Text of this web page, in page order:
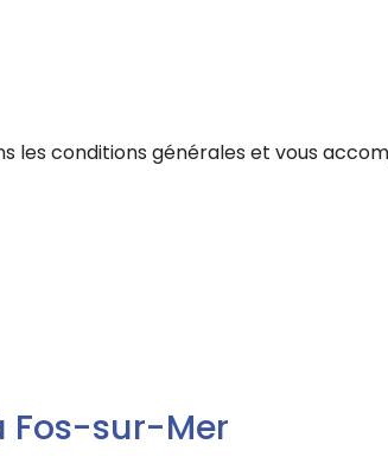
les conditions générales et vous
Fos-sur-Mer